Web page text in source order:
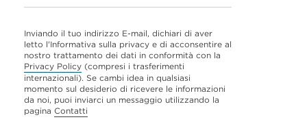
Inviando il tuo indirizzo E-mail, dichiari di aver
letto l'Informativa sulla privacy e di acconsentire al
nostro trattamento dei dati in conformità con la
Privacy Policy (compresi i trasferimenti
internazionali). Se cambi idea in qualsiasi
momento sul desiderio di ricevere le informazioni
da noi, puoi inviarci un messaggio utilizzando la
pagina Contatti